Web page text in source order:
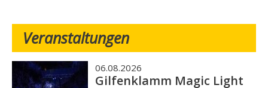
Veranstaltungen
06.08.2026
Gilfenklamm Magic Light